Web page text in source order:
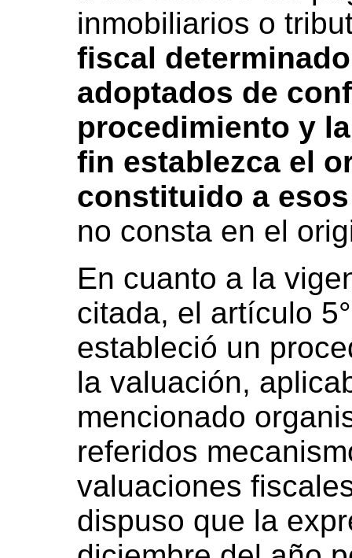
inmobiliarios o
fiscal
adoptados de
procedimiento y
fin establezca el
constituido a
no consta en el
En cuanto a la
citada, el artículo
estableció un
la valuación,
mencionado
referidos
valuaciones
dispuso que la